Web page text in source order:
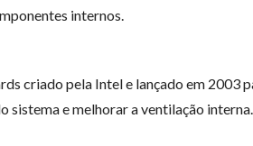
internos.
criado pela Intel e lançado em
sistema e melhorar a ventilação